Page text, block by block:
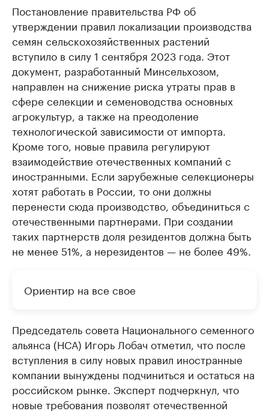
Постановление правительства РФ об
утверждении правил локализации производства
семян сельскохозяйственных растений
вступило в силу 1 сентября 2023 года. Этот
документ, разработанный Минсельхозом,
направлен на снижение риска утраты прав в
сфере селекции и семеноводства основных
агрокультур, а также на преодоление
технологической зависимости от импорта.
Кроме того, новые правила регулируют
взаимодействие отечественных компаний с
иностранными. Если зарубежные селекционеры
хотят работать в России, то они должны
перенести сюда производство, объединиться с
отечественными партнерами. При создании
таких партнерств доля резидентов должна быть
не менее 51%, а нерезидентов — не более 49%.
Ориентир на все свое
Председатель совета Национального семенного
альянса (НСА) Игорь Лобач отметил, что после
вступления в силу новых правил иностранные
компании вынуждены подчиниться и остаться на
российском рынке. Эксперт подчеркнул, что
новые требования позволят отечественной